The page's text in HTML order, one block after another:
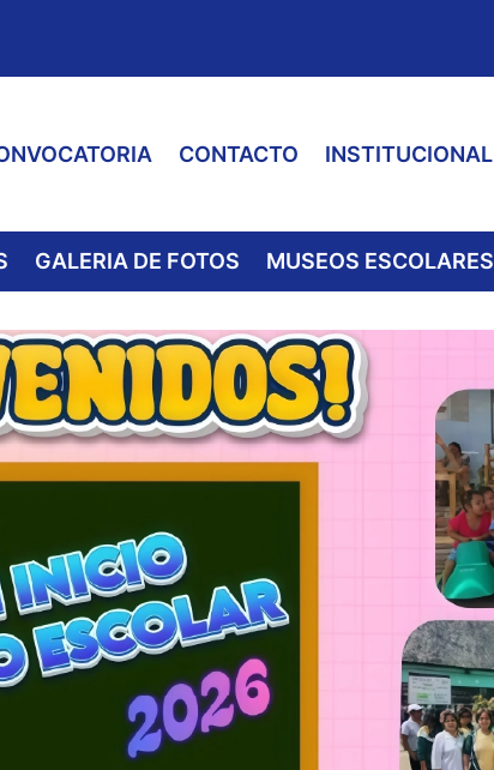
CONTACTO INSTITUCIONAL
GALERIA DE FOTOS MUSEOS ESCOLARES